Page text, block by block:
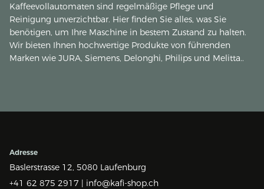
Kaffeevollautomaten sind regelmäßige Pflege und
Reinigung unverzichtbar. Hier finden Sie alles, was Sie
benötigen, um Ihre Maschine in bestem Zustand zu halten.
Wir bieten Ihnen hochwertige Produkte von führenden
Marken wie JURA, Siemens, Delonghi, Philips und Melitta..
Adresse
Baslerstrasse 12, 5080 Laufenburg
+41 62 875 2917 | info@kafi-shop.ch